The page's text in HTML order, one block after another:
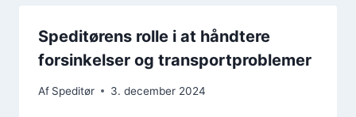
Speditørens rolle i at håndtere
forsinkelser og transportproblemer
Af Speditør 3. december 2024